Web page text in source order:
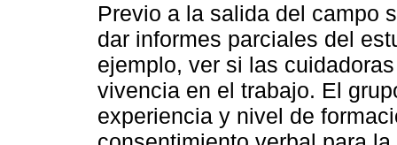
Previo a la salida del campo
dar informes parciales del
ejemplo, ver si las
vivencia en el trabajo. El
experiencia y nivel de